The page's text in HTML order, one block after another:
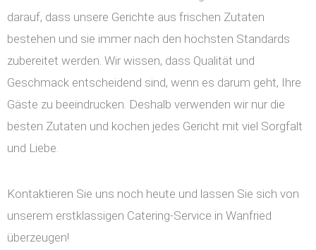
darauf, dass unsere Gerichte aus frischen Zutaten
bestehen und sie immer nach den höchsten Standards
zubereitet werden. Wir wissen, dass Qualität und
Geschmack entscheidend sind, wenn es darum geht, Ihre
Gäste zu beeindrucken. Deshalb verwenden wir nur die
besten Zutaten und kochen jedes Gericht mit viel Sorgfalt
und Liebe.
Kontaktieren Sie uns noch heute und lassen Sie sich von
unserem erstklassigen Catering-Service in Wanfried
überzeugen!